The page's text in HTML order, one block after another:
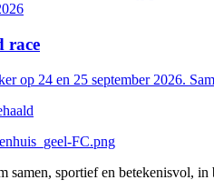
race
op 24 en 25 september 2026.
samen, sportief en betekenisvol,